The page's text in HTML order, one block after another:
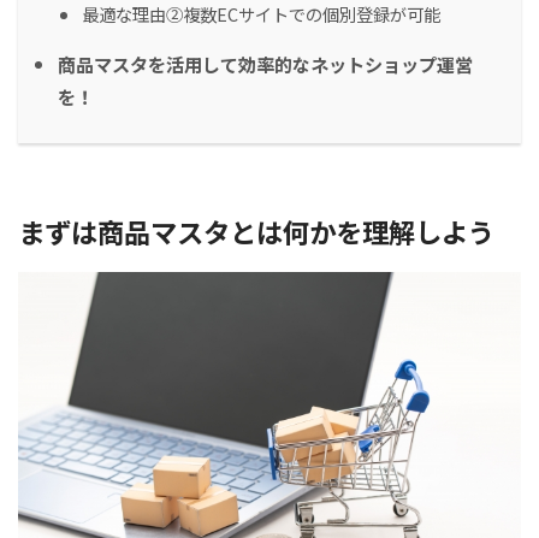
最適な理由②複数ECサイトでの個別登録が可能
商品マスタを活用して効率的なネットショップ運営
を！
まずは商品マスタとは何かを理解しよう